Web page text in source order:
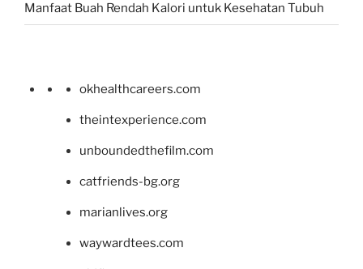
Manfaat Buah Rendah Kalori untuk Kesehatan Tubuh
okhealthcareers.com
theintexperience.com
unboundedthefilm.com
catfriends-bg.org
marianlives.org
waywardtees.com